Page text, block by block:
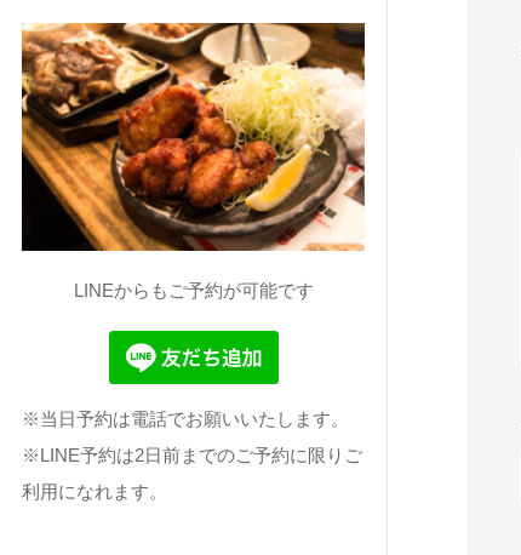
LINEからもご予約が可能です
※当日予約は電話でお願いいたします。
※LINE予約は2日前までのご予約に限りご
利用になれます。